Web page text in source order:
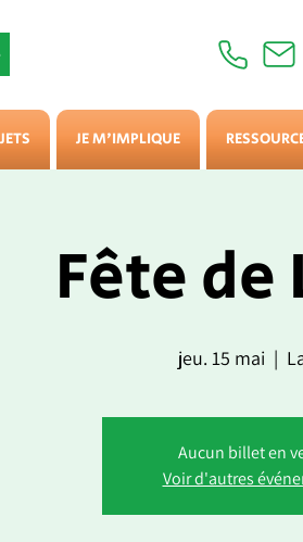
JE M'IMPLIQUE
Fête de
jeu. 15 mai
  |
Aucun billet en
Voir d'autres